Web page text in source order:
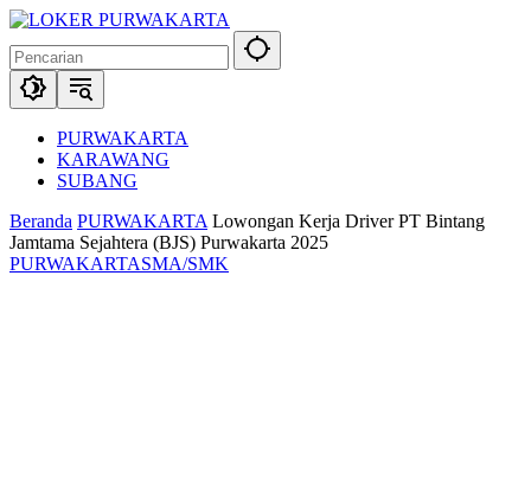
Langsung
konten
PURWAKARTA
KARAWANG
SUBANG
Beranda PURWAKARTA Lowongan Kerja Driver PT Bintang
Jamtama Sejahtera (BJS) Purwakarta 2025
PURWAKARTASMA/SMK